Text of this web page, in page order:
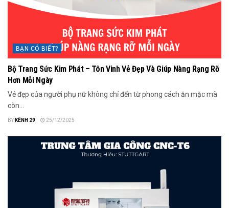
BẠN CÓ BIẾT?
Bộ Trang Sức Kim Phát – Tôn Vinh Vẻ Đẹp Và Giúp Nàng Rạng Rỡ
Hơn Mỗi Ngày
Vẻ đẹp của người phụ nữ không chỉ đến từ phong cách ăn mặc mà
còn...
BY KÊNH 29 25/12/2025